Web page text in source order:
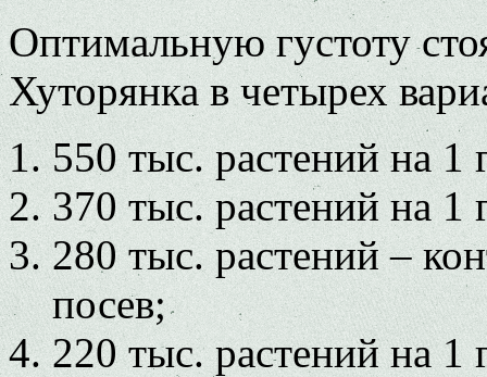
Оптимальную густоту
Хуторянка в четырех
550 тыс. растений на 1
370 тыс. растений на 1
280 тыс. растений –
посев;
220 тыс. растений на 1